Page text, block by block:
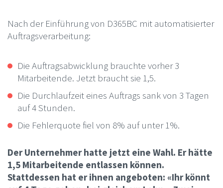
Nach der Einführung von D365BC mit automatisierter
Auftragsverarbeitung:
Die Auftragsabwicklung brauchte vorher 3
Mitarbeitende. Jetzt braucht sie 1,5.
Die Durchlaufzeit eines Auftrags sank von 3 Tagen
auf 4 Stunden.
Die Fehlerquote fiel von 8% auf unter 1%.
Der Unternehmer hatte jetzt eine Wahl. Er hätte
1,5 Mitarbeitende entlassen können.
Stattdessen hat er ihnen angeboten: «Ihr könnt